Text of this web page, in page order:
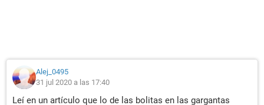
Alej_0495
31 jul 2020 a las 17:40
Leí en un artículo que lo de las bolitas en las gargantas